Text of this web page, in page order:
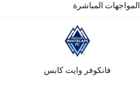
المواجهات المباشرة
فانكوفر وايت كابس